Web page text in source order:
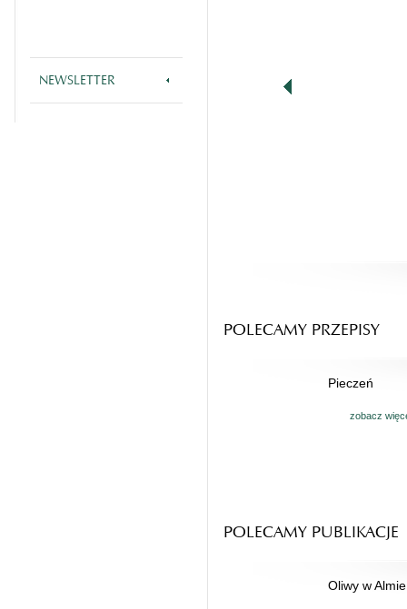
NEWSLETTER
POLECAMY PRZEPISY
Pieczeń
zobacz
POLECAMY PUBLIKACJE
Oliwy w Almie